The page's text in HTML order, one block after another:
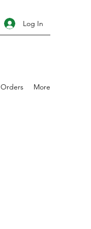
Log In
Orders More